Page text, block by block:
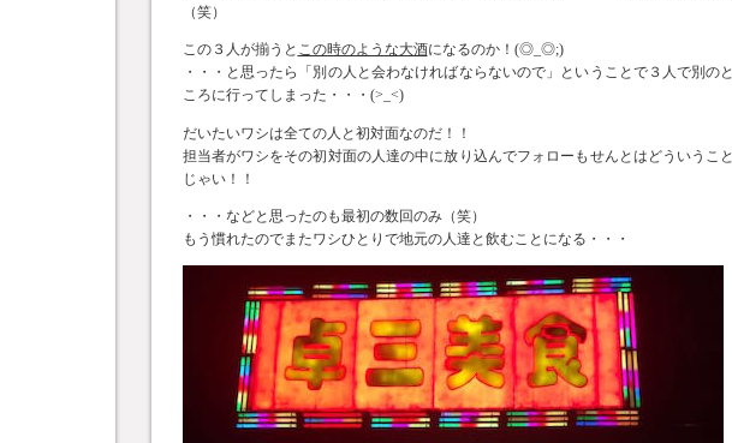
（笑）
この３人が揃うと この時のような大酒になるのか！(◎_◎;)
・・・と思ったら「別の人と会わなければならないので」ということで３人で別のと
ころに行ってしまった・・・(>_<)
だいたいワシは全ての人と初対面なのだ！！
担当者がワシをその初対面の人達の中に放り込んでフォローもせんとはどういうこと
じゃい！！
・・・などと思ったのも最初の数回のみ（笑）
もう慣れたのでまたワシひとりで地元の人達と飲むことになる・・・